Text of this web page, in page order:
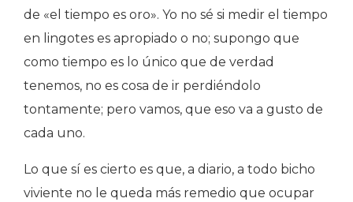
de «el tiempo es oro». Yo no sé si medir el tiempo
en lingotes es apropiado o no; supongo que
como tiempo es lo único que de verdad
tenemos, no es cosa de ir perdiéndolo
tontamente; pero vamos, que eso va a gusto de
cada uno.
Lo que sí es cierto es que, a diario, a todo bicho
viviente no le queda más remedio que ocupar